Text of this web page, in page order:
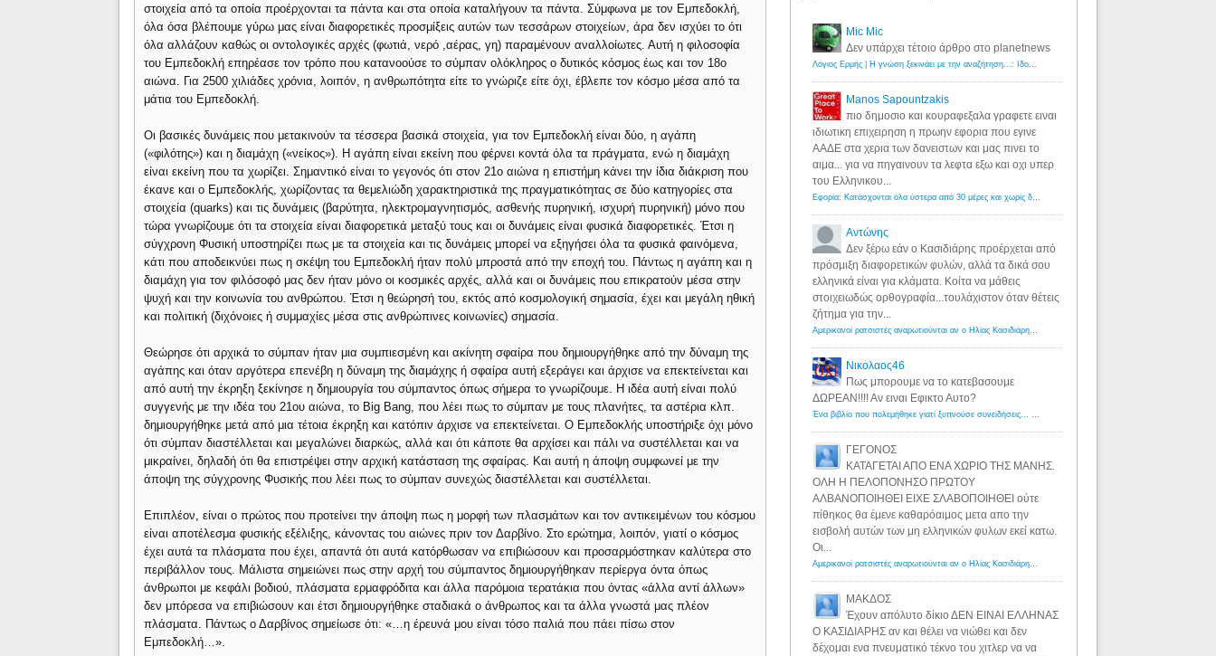
στοιχεία από τα οποία προέρχονται τα πάντα και στα οποία καταλήγουν τα πάντα. Σύμφωνα με τον Εμπεδοκλή,
όλα όσα βλέπουμε γύρω μας είναι διαφορετικές προσμίξεις αυτών των τεσσάρων στοιχείων, άρα δεν ισχύει το ότι
όλα αλλάζουν καθώς οι οντολογικές αρχές (φωτιά, νερό ,αέρας, γη) παραμένουν αναλλοίωτες. Αυτή η φιλοσοφία
του Εμπεδοκλή επηρέασε τον τρόπο που κατανοούσε το σύμπαν ολόκληρος ο δυτικός κόσμος έως και τον 18ο
αιώνα. Για 2500 χιλιάδες χρόνια, λοιπόν, η ανθρωπότητα είτε το γνώριζε είτε όχι, έβλεπε τον κόσμο μέσα από τα
μάτια του Εμπεδοκλή.
Οι βασικές δυνάμεις που μετακινούν τα τέσσερα βασικά στοιχεία, για τον Εμπεδοκλή είναι δύο, η αγάπη
(«φιλότης») και η διαμάχη («νείκος»). Η αγάπη είναι εκείνη που φέρνει κοντά όλα τα πράγματα, ενώ η διαμάχη
είναι εκείνη που τα χωρίζει. Σημαντικό είναι το γεγονός ότι στον 21ο αιώνα η επιστήμη κάνει την ίδια διάκριση που
έκανε και ο Εμπεδοκλής, χωρίζοντας τα θεμελιώδη χαρακτηριστικά της πραγματικότητας σε δύο κατηγορίες στα
στοιχεία (quarks) και τις δυνάμεις (βαρύτητα, ηλεκτρομαγνητισμός, ασθενής πυρηνική, ισχυρή πυρηνική) μόνο που
τώρα γνωρίζουμε ότι τα στοιχεία είναι διαφορετικά μεταξύ τους και οι δυνάμεις είναι φυσικά διαφορετικές. Έτσι η
σύγχρονη Φυσική υποστηρίζει πως με τα στοιχεία και τις δυνάμεις μπορεί να εξηγήσει όλα τα φυσικά φαινόμενα,
κάτι που αποδεικνύει πως η σκέψη του Εμπεδοκλή ήταν πολύ μπροστά από την εποχή του. Πάντως η αγάπη και η
διαμάχη για τον φιλόσοφό μας δεν ήταν μόνο οι κοσμικές αρχές, αλλά και οι δυνάμεις που επικρατούν μέσα στην
ψυχή και την κοινωνία του ανθρώπου. Έτσι η θεώρησή του, εκτός από κοσμολογική σημασία, έχει και μεγάλη ηθική
και πολιτική (διχόνοιες ή συμμαχίες μέσα στις ανθρώπινες κοινωνίες) σημασία.
Θεώρησε ότι αρχικά το σύμπαν ήταν μια συμπιεσμένη και ακίνητη σφαίρα που δημιουργήθηκε από την δύναμη της
αγάπης και όταν αργότερα επενέβη η δύναμη της διαμάχης ή σφαίρα αυτή εξεράγει και άρχισε να επεκτείνεται και
από αυτή την έκρηξη ξεκίνησε η δημιουργία του σύμπαντος όπως σήμερα το γνωρίζουμε. Η ιδέα αυτή είναι πολύ
συγγενής με την ιδέα του 21ου αιώνα, το Big Bang, που λέει πως το σύμπαν με τους πλανήτες, τα αστέρια κλπ.
δημιουργήθηκε μετά από μια τέτοια έκρηξη και κατόπιν άρχισε να επεκτείνεται. Ο Εμπεδοκλής υποστήριξε όχι μόνο
ότι σύμπαν διαστέλλεται και μεγαλώνει διαρκώς, αλλά και ότι κάποτε θα αρχίσει και πάλι να συστέλλεται και να
μικραίνει, δηλαδή ότι θα επιστρέψει στην αρχική κατάσταση της σφαίρας. Και αυτή η άποψη συμφωνεί με την
άποψη της σύγχρονης Φυσικής που λέει πως το σύμπαν συνεχώς διαστέλλεται και συστέλλεται.
Επιπλέον, είναι ο πρώτος που προτείνει την άποψη πως η μορφή των πλασμάτων και τον αντικειμένων του κόσμου
είναι αποτέλεσμα φυσικής εξέλιξης, κάνοντας του αιώνες πριν τον Δαρβίνο. Στο ερώτημα, λοιπόν, γιατί ο κόσμος
έχει αυτά τα πλάσματα που έχει, απαντά ότι αυτά κατόρθωσαν να επιβιώσουν και προσαρμόστηκαν καλύτερα στο
περιβάλλον τους. Μάλιστα σημειώνει πως στην αρχή του σύμπαντος δημιουργήθηκαν περίεργα όντα όπως
άνθρωποι με κεφάλι βοδιού, πλάσματα ερμαφρόδιτα και άλλα παρόμοια τερατάκια που όντας «άλλα αντί άλλων»
δεν μπόρεσα να επιβιώσουν και έτσι δημιουργήθηκε σταδιακά ο άνθρωπος και τα άλλα γνωστά μας πλέον
πλάσματα. Πάντως ο Δαρβίνος σημείωσε ότι: «…η έρευνά μου είναι τόσο παλιά που πάει πίσω στον
Εμπεδοκλή…».
Mic Mic
Δεν υπάρχει τέτοιο άρθρο στο planetnews
Λόγιος Ερμής | Η γνώση ξεκινάει με την αναζήτηση...: Ιδού οι 18 που χρωστούν 11 δις ευρώ!
Manos Sapountzakis
πιο δημοσιο και κουραφεξαλα γραφετε ειναι
ιδιωτικη επιχειρηση η πρωην εφορια που εγινε
ΑΑΔΕ στα χερια των δανειστων και μας πινει το
αιμα... για να πηγαινουν τα λεφτα εξω και οχι υπερ
του Ελληνικου...
Εφορία: Κατάσχονται όλα ύστερα από 30 μέρες και χωρίς δικαστικές αποφάσεις - Λόγιος Ερμής
Αντώνης
Δεν ξέρω εάν ο Κασιδιάρης προέρχεται από
πρόσμιξη διαφορετικών φυλών, αλλά τα δικά σου
ελληνικά είναι για κλάματα. Κοίτα να μάθεις
στοιχειωδώς ορθογραφία...τουλάχιστον όταν θέτεις
ζήτημα για την...
Αμερικανοί ρατσιστές αναρωτιούνται αν ο Ηλίας Κασιδιάρης ανήκει στη λευκή φυλή... - Λόγιος Ερμής
Νικολαος46
Πως μπορουμε να το κατεβασουμε
ΔΩΡΕΑΝ!!!! Αν ειναι Εφικτο Αυτο?
Ένα βιβλίο που πολεμήθηκε γιατί ξυπνούσε συνειδήσεις... - Λόγιος Ερμής | Η γνώση ξεκινάει με την αναζήτηση...
ΓΕΓΟΝΟΣ
ΚΑΤΑΓΕΤΑΙ ΑΠΟ ΕΝΑ ΧΩΡΙΟ ΤΗΣ ΜΑΝΗΣ.
ΟΛΗ Η ΠΕΛΟΠΟΝΗΣΟ ΠΡΩΤΟΥ
ΑΛΒΑΝΟΠΟΙΗΘΕΙ ΕΙΧΕ ΣΛΑΒΟΠΟΙΗΘΕΙ ούτε
πίθηκος θα έμενε καθαρόαιμος μετα απο την
εισβολή αυτών των μη ελληνικών φυλων εκεί κατω.
Οι...
Αμερικανοί ρατσιστές αναρωτιούνται αν ο Ηλίας Κασιδιάρης ανήκει στη λευκή φυλή... - Λόγιος Ερμής
ΜΑΚΔΟΣ
Έχουν απόλυτο δίκιο ΔΕΝ ΕΙΝΑΙ ΕΛΛΗΝΑΣ
Ο ΚΑΣΙΔΙΑΡΗΣ αν και θέλει να νιώθει και δεν
δέχομαι ενα πνευματικό τέκνο του χιτλερ να να